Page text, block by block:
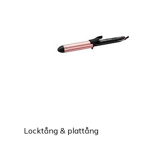
Locktång & plattång